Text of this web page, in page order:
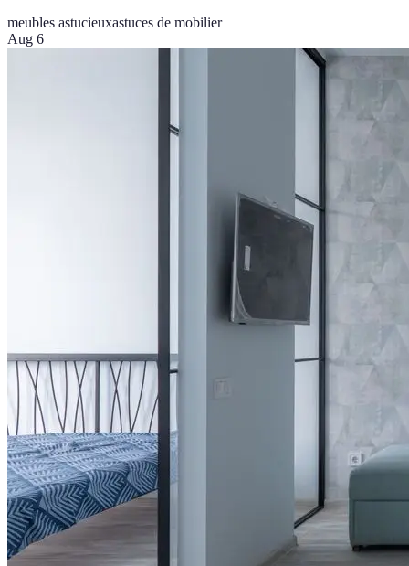
meubles astucieuxastuces de mobilier
Aug 6